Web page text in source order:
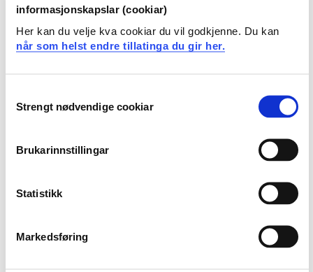
informasjonskapslar (cookiar)
Her kan du velje kva cookiar du vil godkjenne. Du kan
når som helst endre tillatinga du gir her.
Selection
Strengt nødvendige cookiar
Brukarinnstillingar
Statistikk
Markedsføring
2021-2022
ING4007 Industrial Fire Safety
ING4007 Industrial Fire Safety